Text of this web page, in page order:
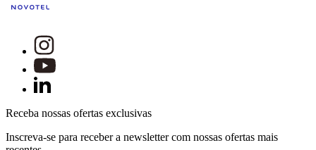
Receba nossas ofertas exclusivas
Inscreva-se para receber a newsletter com nossas ofertas mais